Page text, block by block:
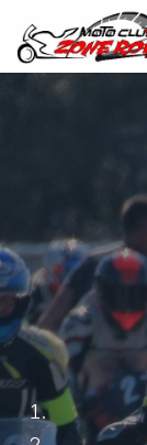
Skip to Content